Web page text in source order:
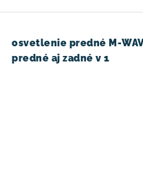
osvetlenie predné M-
predné aj zadné v 1